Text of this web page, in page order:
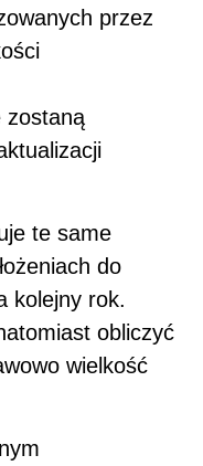
przez
zostaną
te same
do
kolejny rok.
obliczyć
wielkość